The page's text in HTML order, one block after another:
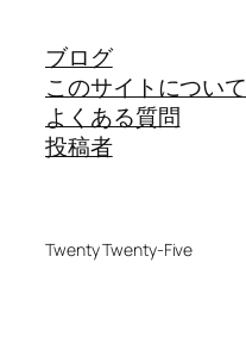
ブログ
このサイトについて
よくある質問
投稿者
Twenty Twenty-Five